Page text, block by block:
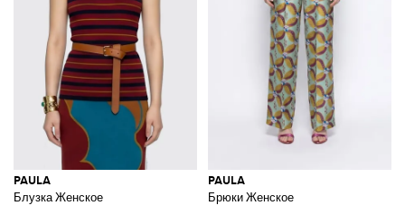
PAULA
Блузка Женское
PAULA
Брюки Женское